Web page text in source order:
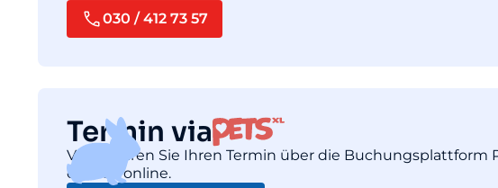
030 / 412 73 57
Termin via
Vereinbaren Sie Ihren Termin über die Buchungsplattform
einfach online.